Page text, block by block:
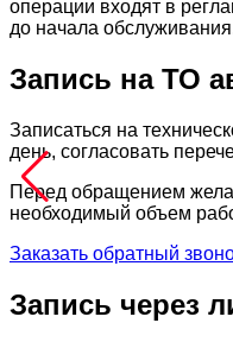
операции входят в
до начала
Запись на ТО
Записаться на
день, согласовать
Перед обращением
необходимый объем
Заказать обратный
Запись через